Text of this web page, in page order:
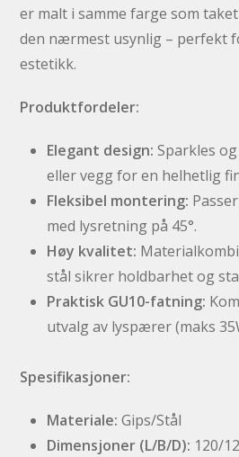
er malt i samme farge som
den nærmest usynlig – perfekt
estetikk.
Produktfordeler:
Elegant design: Sparkles
eller vegg for en helhetlig
Fleksibel montering:
med lysretning på 45°.
Høy kvalitet:
stål sikrer holdbarhet og
Praktisk GU10-fatning:
utvalg av lyspærer (maks
Spesifikasjoner:
Materiale: Gips/Stål
Dimensjoner (L/B/D): 120/